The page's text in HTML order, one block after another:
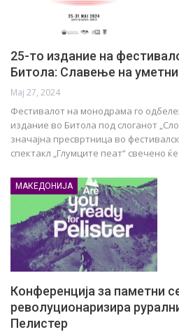
25-то издание на
Битола: Славење на
Мај 27, 2024
Фестивалот на монодрама го
издание во Битола под слоганот
значајна пресвртница во
спектакл „Глумците пеат“ свечено
МАКЕДОНИЈА
Конференција за паметни
револуционаризира
Пелистер